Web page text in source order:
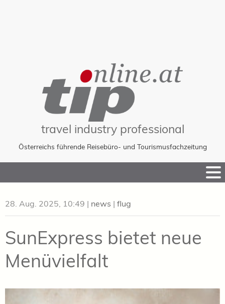
travel industry professional
Österreichs führende Reisebüro- und Tourismusfachzeitung
to
28. Aug. 2025, 10:49 | news | flug
SunExpress bietet neue
Menüvielfalt